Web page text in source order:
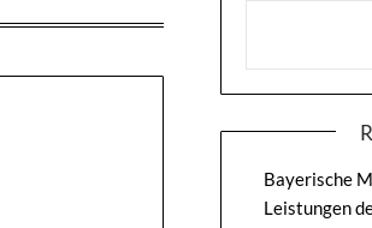
Bayerische
Leistungen